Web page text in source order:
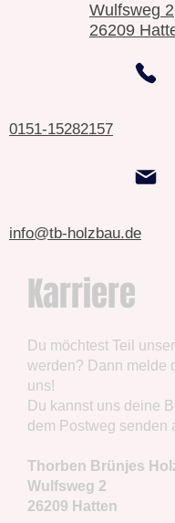
Wulfsweg 2
26209
0151-15282157
info@tb-holzbau.de
Karriere
Du möchtest Teil
werden? Dann melde
uns!
Du kannst uns deine
dem Postweg senden
Thorben Brünjes
Wulfsweg 2
26209 Hatten